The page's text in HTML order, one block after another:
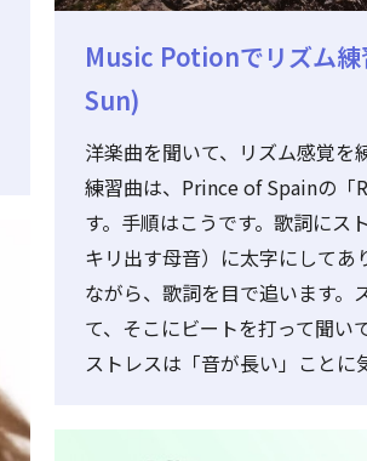
Music Potionでリズム
Sun)
洋楽曲を聞いて、リズム感覚を
練習曲は、Prince of Spainの「
す。手順はこうです。歌詞にス
キリ出す母音）に太字にしてあ
ながら、歌詞を目で追います。
て、そこにビートを打って聞い
ストレスは「音が長い」ことに